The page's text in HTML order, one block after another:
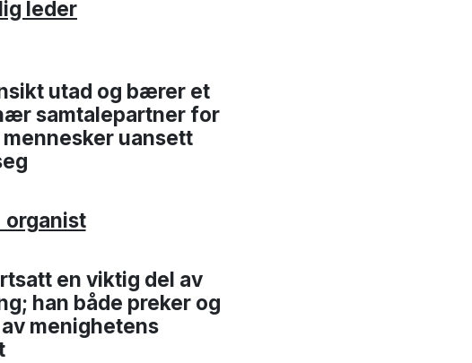
leder
utad og bærer et
samtalepartner for
uansett
organist
en viktig del av
han både preker og
menighetens